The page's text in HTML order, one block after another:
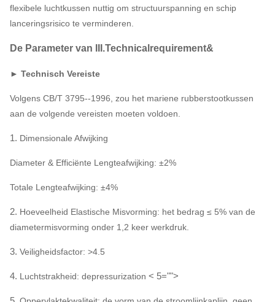
flexibele luchtkussen nuttig om structuurspanning en schip
lanceringsrisico te verminderen.
De Parameter van III.Technicalrequirement&
► Technisch Vereiste
Volgens CB/T 3795--1996, zou het mariene rubberstootkussen
aan de volgende vereisten moeten voldoen.
1. Dimensionale Afwijking
Diameter & Efficiënte Lengteafwijking: ±2%
Totale Lengteafwijking: ±4%
2. Hoeveelheid Elastische Misvorming: het bedrag ≤ 5% van de
diametermisvorming onder 1,2 keer werkdruk.
3. Veiligheidsfactor: >4.5
4. Luchtstrakheid: depressurization < 5="">